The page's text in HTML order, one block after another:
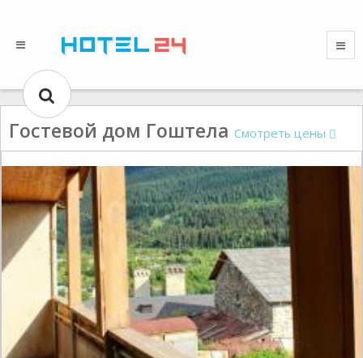
Гостевой дом Гоштела Смотреть цены